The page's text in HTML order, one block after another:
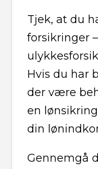
Tjek, at du
forsikringer
Hvis du har
der være
en
din
Gennemgå